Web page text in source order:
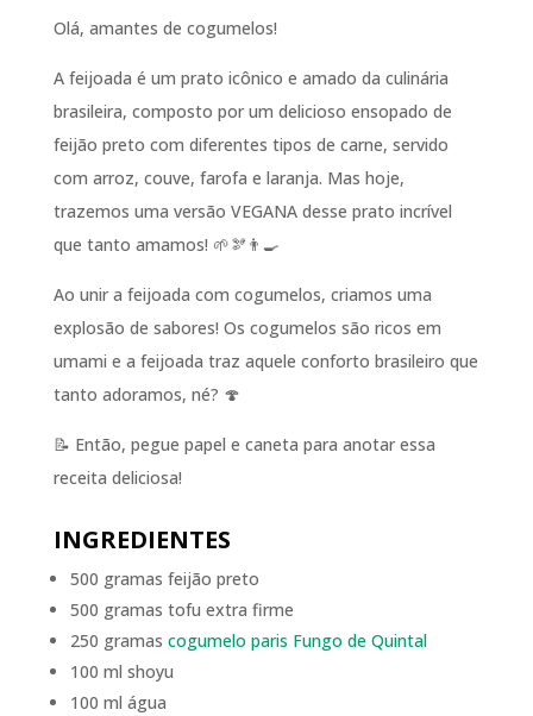
Olá, amantes de cogumelos!
A feijoada é um prato icônico e amado da culinária
brasileira, composto por um delicioso ensopado de
feijão preto com diferentes tipos de carne, servido
com arroz, couve, farofa e laranja. Mas hoje,
trazemos uma versão VEGANA desse prato incrível
que tanto amamos! 🌱🫘👨‍🍳
Ao unir a feijoada com cogumelos, criamos uma
explosão de sabores! Os cogumelos são ricos em
umami e a feijoada traz aquele conforto brasileiro que
tanto adoramos, né? 🍄
📝 Então, pegue papel e caneta para anotar essa
receita deliciosa!
INGREDIENTES
500 gramas feijão preto
500 gramas tofu extra firme
250 gramas cogumelo paris Fungo de Quintal
100 ml shoyu
100 ml água